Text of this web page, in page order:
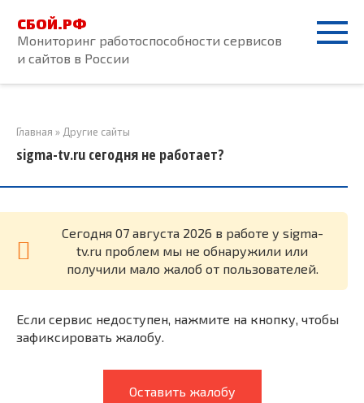
контенту
СБОЙ.РФ
Мониторинг работоспособности сервисов
и сайтов в России
Главная » Другие сайты
sigma-tv.ru сегодня не работает?
Cегодня 07 августа 2026 в работе у sigma-
tv.ru проблем мы не обнаружили или
получили мало жалоб от пользователей.
Если сервис недоступен, нажмите на кнопку, чтобы
зафиксировать жалобу.
Оставить жалобу